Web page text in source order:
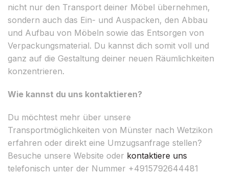
nicht nur den Transport deiner Möbel übernehmen,
sondern auch das Ein- und Auspacken, den Abbau
und Aufbau von Möbeln sowie das Entsorgen von
Verpackungsmaterial. Du kannst dich somit voll und
ganz auf die Gestaltung deiner neuen Räumlichkeiten
konzentrieren.
Wie kannst du uns kontaktieren?
Du möchtest mehr über unsere
Transportmöglichkeiten von Münster nach Wetzikon
erfahren oder direkt eine Umzugsanfrage stellen?
Besuche unsere Website oder kontaktiere uns
telefonisch unter der Nummer +4915792644481